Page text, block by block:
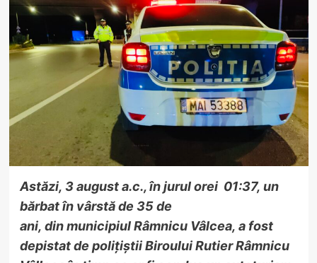
Astăzi, 3 august a.c., în jurul orei 01:37, un
bărbat în vârstă de 35 de
ani, din municipiul Râmnicu Vâlcea, a fost
depistat de polițiștii Biroului Rutier Râmnicu